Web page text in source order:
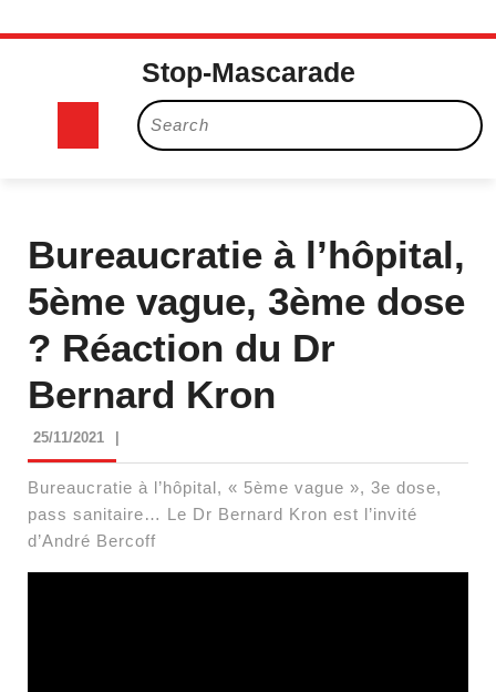
Skip
Stop-Mascarade
Open
Search
for:
Bureaucratie à l’hôpital,
5ème vague, 3ème dose
? Réaction du Dr
Bernard Kron
25/11/202125/11/2021
Bureaucratie à l’hôpital, « 5ème vague », 3e dose,
pass sanitaire… Le Dr Bernard Kron est l’invité
d’André Bercoff